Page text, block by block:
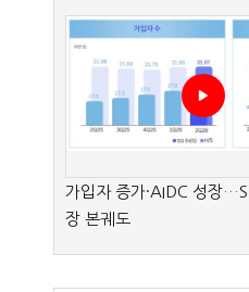
가입자 증가·AIDC 성장
장 본궤도